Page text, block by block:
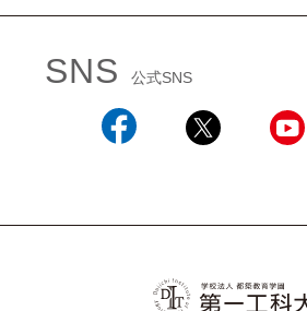
SNS 公式SNS